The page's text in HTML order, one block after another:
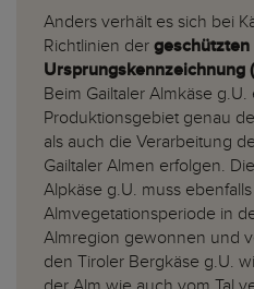
Anders verhält es sich bei
Richtlinien der geschützten
Ursprungskennzeichnung
Beim Gailtaler Almkäse g.U.
Produktionsgebiet genau
als auch die Verarbeitung
Gailtaler Almen erfolgen.
Alpkäse g.U. muss
Almvegetationsperiode in
Almregion gewonnen und
den Tiroler Bergkäse g.U.